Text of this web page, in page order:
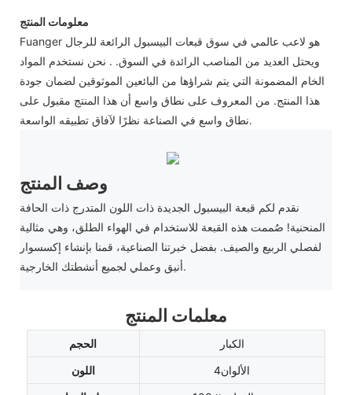
معلومات المنتج
Fuanger هو لاعب عالمي في سوق قبعات البيسبول الرائعة للرجال
ويحتل العديد من المناصب الرائدة في السوق. . نحن نستخدم المواد
الخام المضمونة التي يتم شراؤها من البائعين الموثوقين لضمان جودة
هذا المنتج. من المعروف على نطاق واسع أن هذا المنتج مقبول على
نطاق واسع في الصناعة نظرًا لآفاق تطبيقه الواسعة.
وصف المنتج
نقدم لكم قبعة البيسبول الجديدة ذات اللون المتدرج ذات الحافة
المنحنية! صُممت هذه القبعة للاستخدام في الهواء الطلق، وهي مثالية
لفصلي الربيع والصيف. بفضل خبرتنا الصناعية، قمنا بإنشاء إكسسوار
أنيق وعملي لجميع أنشطتك الخارجية.
معلمات المنتج
الحجم
الكبار
اللون
الألوان4